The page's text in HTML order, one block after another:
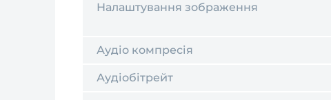
Налаштування зображення
Аудіо компресія
Аудіобітрейт